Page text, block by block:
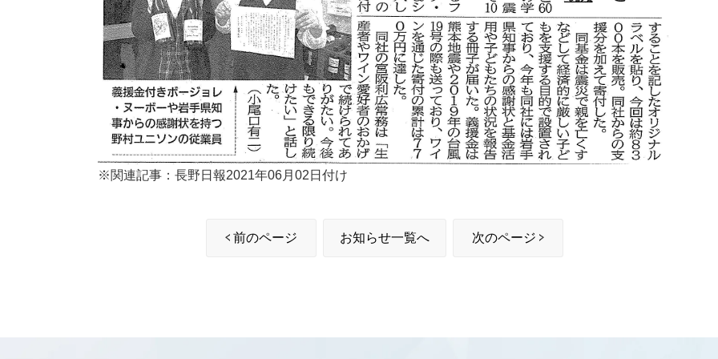
※関連記事：長野日報2021年06月02日付け
前のページ お知らせ一覧へ 次のページ